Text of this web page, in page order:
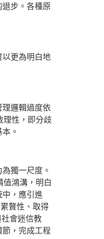
步。各種原
更為明白地
邏輯過度依
理性，即分歧
。
獨一尺度。
鴻溝，明白
中，應引進
贅性、取得
會迷信教
，完成工程